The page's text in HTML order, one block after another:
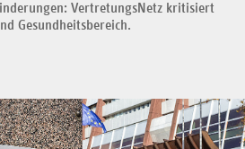
VertretungsNetz kritisiert
Gesundheitsbereich.